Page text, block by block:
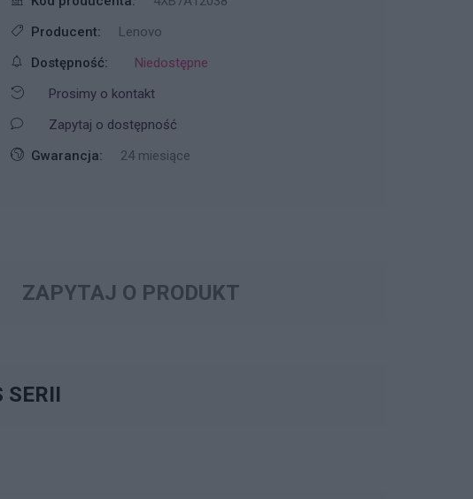
Producent:
Lenovo
Dostępność:
Niedostępne
Prosimy o kontakt
Zapytaj o dostępność
Gwarancja:
24 miesiące
ZAPYTAJ O PRODUKT
SERII